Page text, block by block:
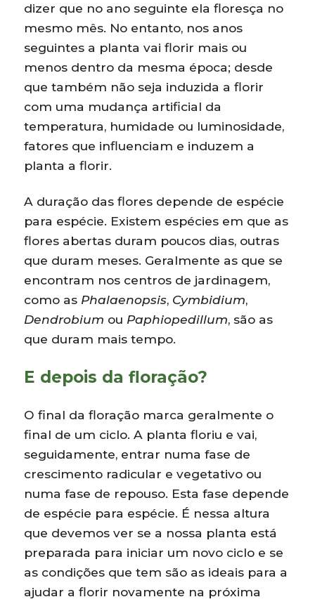
dizer que no ano seguinte ela floresça no
mesmo mês. No entanto, nos anos
seguintes a planta vai florir mais ou
menos dentro da mesma época; desde
que também não seja induzida a florir
com uma mudança artificial da
temperatura, humidade ou luminosidade,
fatores que influenciam e induzem a
planta a florir.
A duração das flores depende de espécie
para espécie. Existem espécies em que as
flores abertas duram poucos dias, outras
que duram meses. Geralmente as que se
encontram nos centros de jardinagem,
como as Phalaenopsis, Cymbidium,
Dendrobium ou Paphiopedillum, são as
que duram mais tempo.
E depois da floração?
O final da floração marca geralmente o
final de um ciclo. A planta floriu e vai,
seguidamente, entrar numa fase de
crescimento radicular e vegetativo ou
numa fase de repouso. Esta fase depende
de espécie para espécie. É nessa altura
que devemos ver se a nossa planta está
preparada para iniciar um novo ciclo e se
as condições que tem são as ideais para a
ajudar a florir novamente na próxima